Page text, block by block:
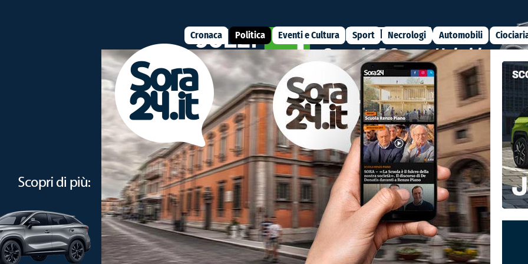
Cronaca Politica Eventi e Cultura Sport Necrologi Automobili